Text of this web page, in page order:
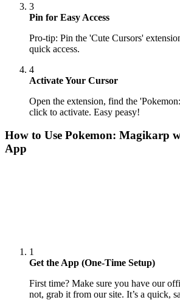
3
Pin for Easy Access
Pro-tip: Pin the 'Cute Cursors'
quick access.
4
Activate Your Cursor
Open the extension, find the
click to activate. Easy peasy!
How to Use Pokemon: Magikarp
App
1
Get the App (One-Time Setup)
First time? Make sure you have our
not, grab it from our site. It’s a quick,